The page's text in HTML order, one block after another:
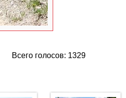
Всего голосов: 1329